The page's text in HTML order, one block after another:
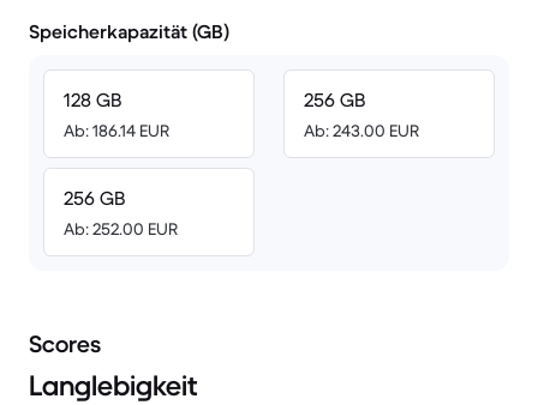
Speicherkapazität (GB)
128 GB
Ab: 186.14 EUR
256 GB
Ab: 252.00 EUR
256 GB
Ab: 243.00 EUR
Scores
Langlebigkeit